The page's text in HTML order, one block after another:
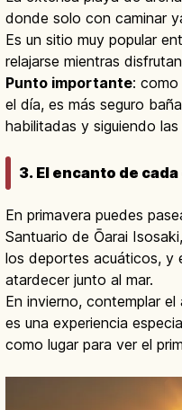
donde solo con caminar
Es un sitio muy popular
relajarse mientras
Punto importante: como
el día, es más seguro
habilitadas y siguiendo
3. El encanto de
En primavera puedes
Santuario de Ōarai
los deportes acuáticos, y
atardecer junto al mar.
En invierno, contemplar
es una experiencia
como lugar para ver el